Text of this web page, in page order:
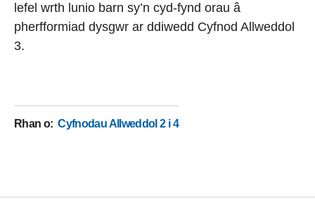
lefel wrth lunio barn sy’n cyd-fynd orau â
pherfformiad dysgwr ar ddiwedd Cyfnod Allweddol
3.
Rhan o:Cyfnodau Allweddol 2 i 4